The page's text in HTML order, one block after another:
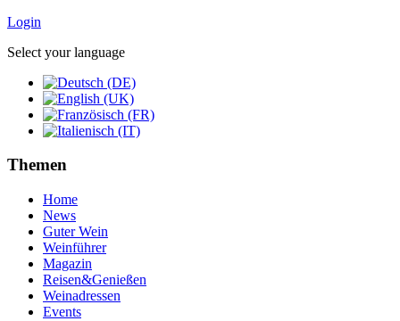
Login
Select your language
Themen
Home
News
Guter Wein
Weinführer
Magazin
Reisen&Genießen
Weinadressen
Events